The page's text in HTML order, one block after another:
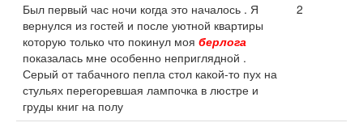
Был первый час ночи когда это началось . Я
вернулся из гостей и после уютной квартиры
которую только что покинул моя берлога
показалась мне особенно неприглядной .
Серый от табачного пепла стол какой-то пух на
стульях перегоревшая лампочка в люстре и
груды книг на полу
2